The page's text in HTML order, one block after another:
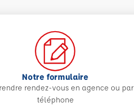
Notre formulaire
rendez-vous en agence ou par
téléphone